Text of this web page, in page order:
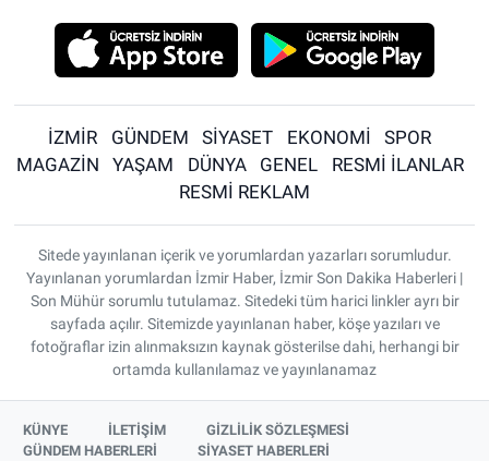
İZMİR GÜNDEM SİYASET EKONOMİ
SPOR
MAGAZİN
YAŞAM DÜNYA GENEL
RESMİ İLANLAR
RESMİ REKLAM
Sitede yayınlanan içerik ve yorumlardan yazarları sorumludur.
Yayınlanan yorumlardan İzmir Haber, İzmir Son Dakika Haberleri |
Son Mühür sorumlu tutulamaz. Sitedeki tüm harici linkler ayrı bir
sayfada açılır. Sitemizde yayınlanan haber, köşe yazıları ve
fotoğraflar izin alınmaksızın kaynak gösterilse dahi, herhangi bir
ortamda kullanılamaz ve yayınlanamaz
KÜNYE İLETİŞİM
GİZLİLİK SÖZLEŞMESİ
GÜNDEM HABERLERİ
SİYASET HABERLERİ